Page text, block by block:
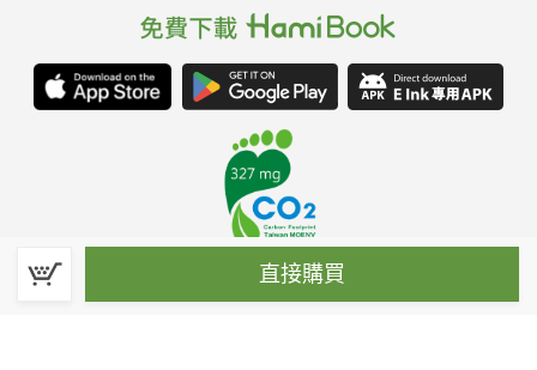
直接購買